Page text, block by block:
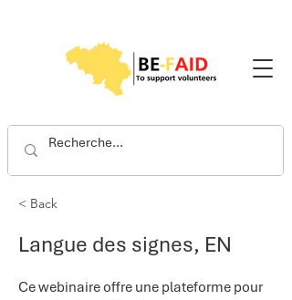
< Back
Langue des signes, EN
Ce webinaire offre une plateforme pour